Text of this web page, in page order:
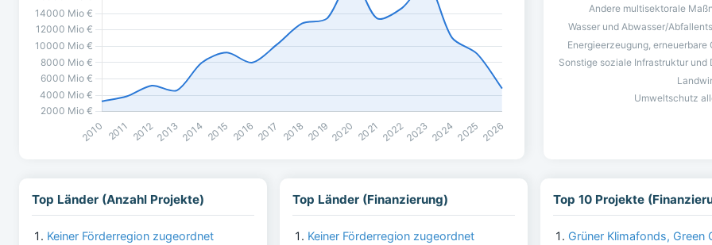
Top Länder (Anzahl Projekte)
Keiner Förderregion zugeordnet
Top Länder (Finanzierung)
Keiner Förderregion zugeordnet
Top 10 Projekte
Grüner Klimafonds, Green